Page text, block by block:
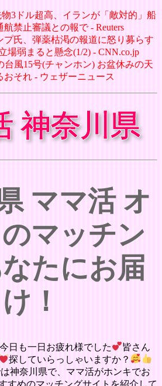
物3ドル超高、イランが「敵対的」船
禁止審議との報で - Reuters
プ氏、弾薬枯渇の報道に怒り募らす
場弱まると懸念(1/2) - CNN.co.jp
台風15号(チャンホン) お盆休みの天
おそれ - ウェザーニュース
神奈川県
ママ活 オ
マッチン
たにお届
け！
今日も一日お疲れ様でした
皆さん
探していらっしゃいますか？
神奈川県で、ママ活がホンキでお
すめのマッチングサイトを紹介して